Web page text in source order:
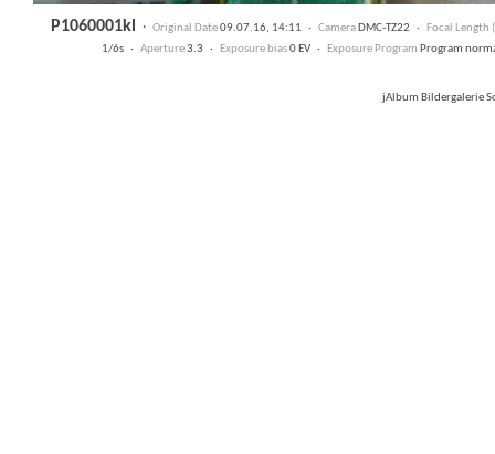
P1060001kl · Original Date09.07.16, 14:11 · CameraDMC-TZ22 · Focal Length
1/6s · Aperture3.3 · Exposure bias0 EV · Exposure Program Program
jAlbum Bildergalerie